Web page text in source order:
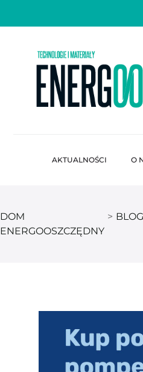
AKTUALNOŚCI O
DOM
ENERGOOSZCZĘDNY
> BLOG